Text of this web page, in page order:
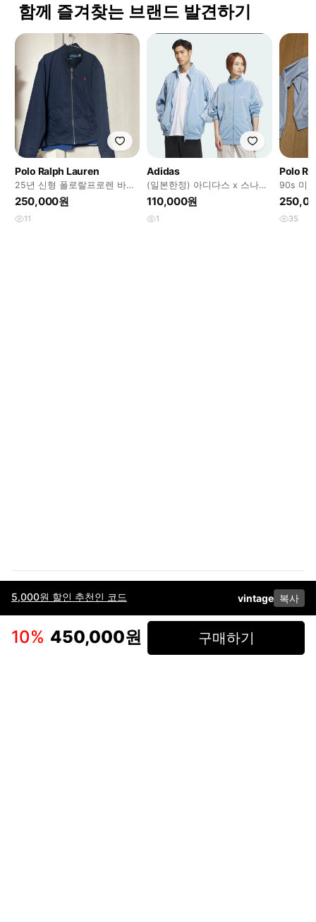
5,000원 할인 추천인 코드 vintage 복사
10% 450,000원 구매하기
함께 즐겨찾는 브랜드 발견하기
Polo Ralph Lauren
25년 신형 폴로랄프로렌 바라
쿠타 자켓
250,000원
11
Adidas
(일본한정) 아디다스 x 스나이
델 베켄바우어 트랙 재킷
110,000원
1
Polo
90s 미
라쿠타
35
이용약관고객센터판매개인정보 처리방침사업자 정보다운로드
인스타그램
페이스북